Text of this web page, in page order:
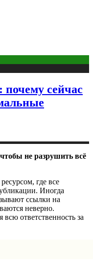
почему сейчас
не разрушить всё
где все
Иногда
ссылки на
неверно.
ответственность за